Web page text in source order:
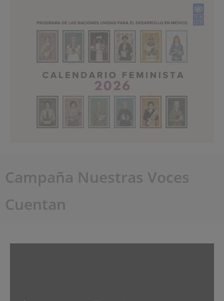
Campaña Nuestras Voces
Cuentan